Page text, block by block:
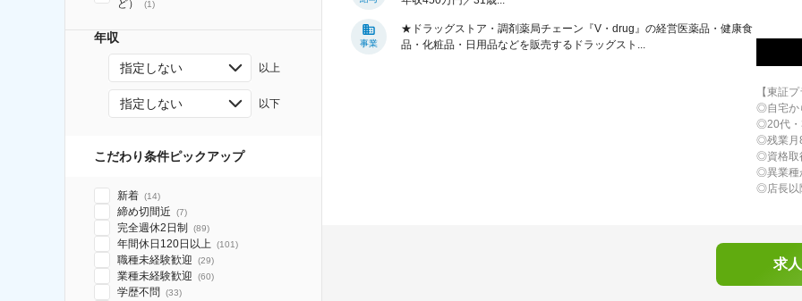
ど）
(1)
年収
指定しない 以上
指定しない 以下
こだわり条件ピックアップ
新着 (14)
締め切間近 (7)
完全週休2日制 (89)
年間休日120日以上 (101)
職種未経験歓迎 (29)
業種未経験歓迎 (60)
学歴不問 (33)
事業
★ドラッグストア・調剤薬局チェーン『V・drug』の経営医薬品・健康食
品・化粧品・日用品などを販売するドラッグスト...
【東証
◎自宅か
◎20代・
◎残業月
◎資格取
◎異業種
◎店長以
求